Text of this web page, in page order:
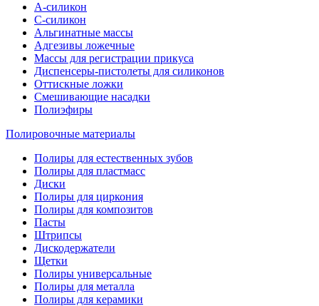
А-силикон
C-силикон
Альгинатные массы
Адгезивы ложечные
Массы для регистрации прикуса
Диспенсеры-пистолеты для силиконов
Оттискные ложки
Смешивающие насадки
Полиэфиры
Полировочные материалы
Полиры для естественных зубов
Полиры для пластмасс
Диски
Полиры для циркония
Полиры для композитов
Пасты
Штрипсы
Дискодержатели
Щетки
Полиры универсальные
Полиры для металла
Полиры для керамики